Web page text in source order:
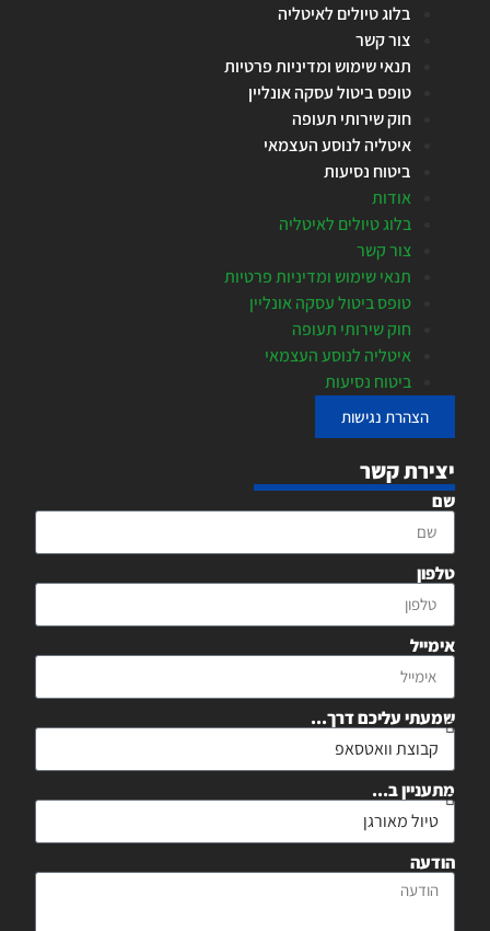
בלוג טיולים לאיטליה
צור קשר
תנאי שימוש ומדיניות פרטיות
טופס ביטול עסקה אונליין
חוק שירותי תעופה
איטליה לנוסע העצמאי
ביטוח נסיעות
אודות
בלוג טיולים לאיטליה
צור קשר
תנאי שימוש ומדיניות פרטיות
טופס ביטול עסקה אונליין
חוק שירותי תעופה
איטליה לנוסע העצמאי
ביטוח נסיעות
הצהרת נגישות
יצירת קשר
שם
טלפון
אימייל
שמעתי עליכם דרך...
מתעניין ב...
הודעה